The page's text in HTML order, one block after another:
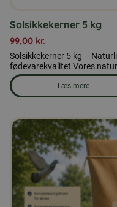
Solsikkekerner 5 kg
99,00 kr.
Solsikkekerner 5 kg –
fødevarekvalitet Vores
Læs mere
om